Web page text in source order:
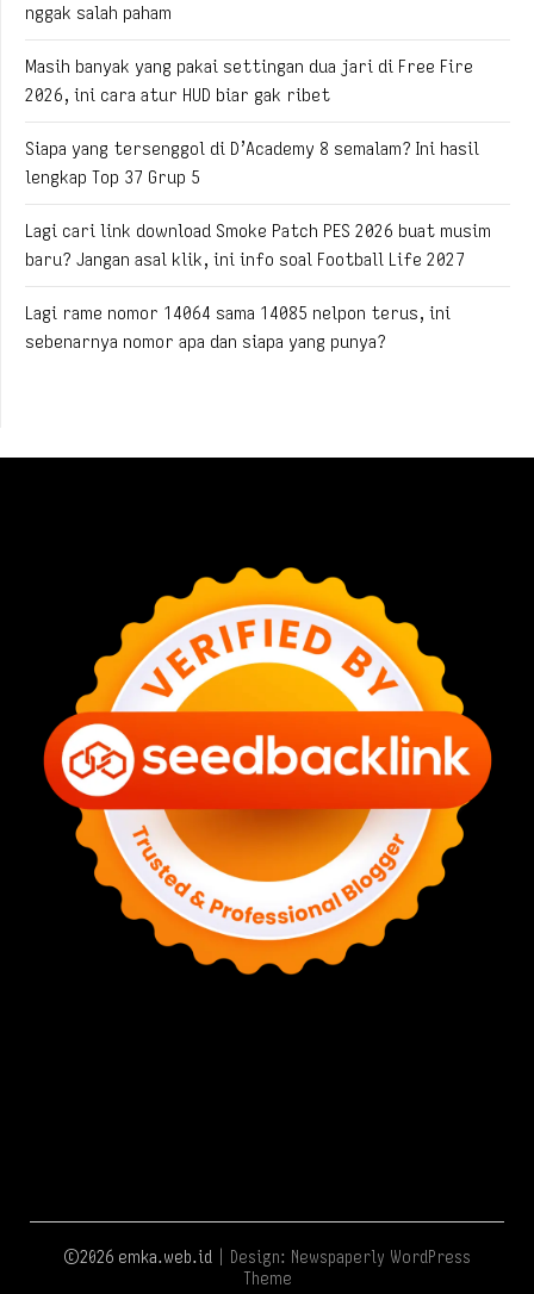
nggak salah paham
Masih banyak yang pakai settingan dua jari di Free Fire
2026, ini cara atur HUD biar gak ribet
Siapa yang tersenggol di D’Academy 8 semalam? Ini hasil
lengkap Top 37 Grup 5
Lagi cari link download Smoke Patch PES 2026 buat musim
baru? Jangan asal klik, ini info soal Football Life 2027
Lagi rame nomor 14064 sama 14085 nelpon terus, ini
sebenarnya nomor apa dan siapa yang punya?
©2026 emka.web.id | Design: Newspaperly WordPress
Theme